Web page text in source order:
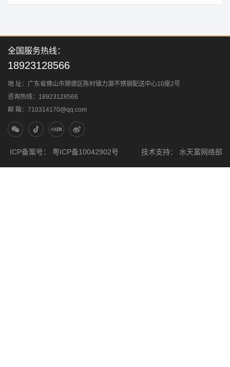
全国服务热线：
18923128566
地 址：广东省佛山市顺德区陈村镇力源不锈钢配送中心10座2号
咨询热线：18923128566
邮 箱：710314170@qq.com
ICP备案号： 粤ICP备10042902号 技术支持： 水天富网络部